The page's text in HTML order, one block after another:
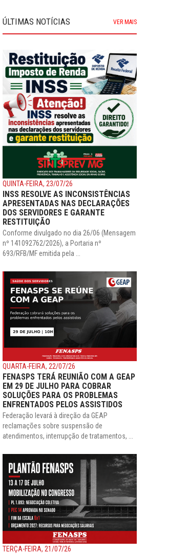
ÚLTIMAS NOTÍCIAS VER MAIS
QUINTA-FEIRA, 23/07/26
INSS RESOLVE AS INCONSISTÊNCIAS
APRESENTADAS NAS DECLARAÇÕES
DOS SERVIDORES E GARANTE
RESTITUIÇÃO
Conforme divulgado no dia 26/06 (Mensagem
nº 141092762/2026), a Portaria nº
693/RFB/MF emitida pela ...
QUARTA-FEIRA, 22/07/26
FENASPS TERÁ REUNIÃO COM A GEAP
EM 29 DE JULHO PARA COBRAR
SOLUÇÕES PARA OS PROBLEMAS
ENFRENTADOS PELOS ASSISTIDOS
Federação levará à direção da GEAP
reclamações sobre suspensão de
atendimentos, interrupção de tratamentos, ...
TERÇA-FEIRA, 21/07/26